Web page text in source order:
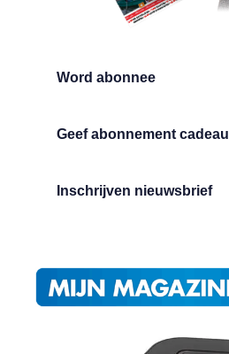
Word abonnee
Geef abonnement cadeau
Inschrijven nieuwsbrief